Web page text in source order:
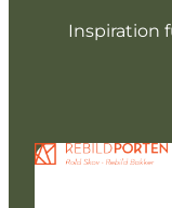
Inspiration